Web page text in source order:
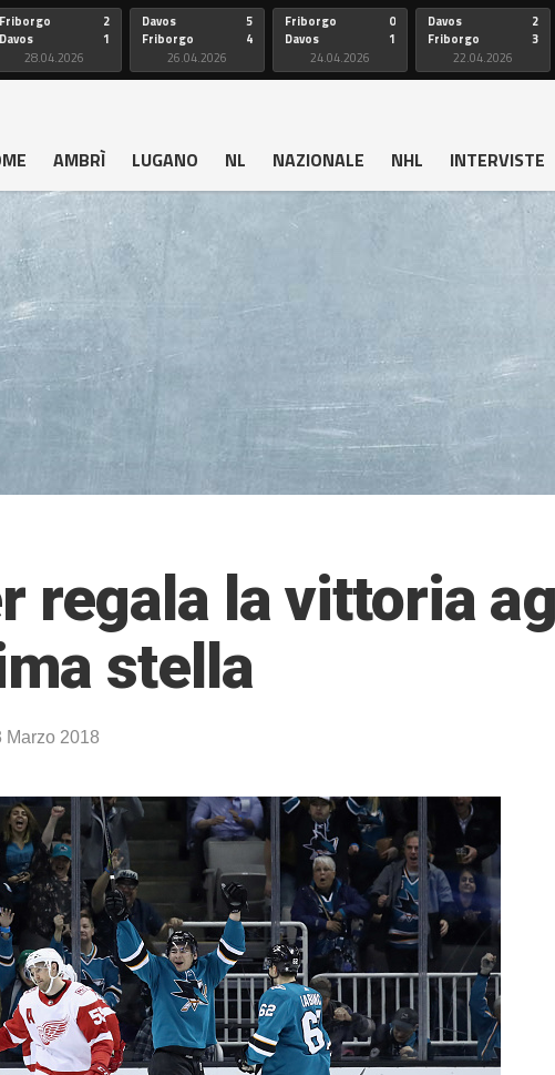
Friborgo
Davos
2
1
28.04.2026
Davos
Friborgo
5
4
26.04.2026
Friborgo
Davos
0
1
24.04.2026
Davos
Friborgo
2
3
22.04.2026
AMBRÌ LUGANO NL NAZIONALE NHL INTERVISTE
regala la vittoria
stella
Marzo 2018